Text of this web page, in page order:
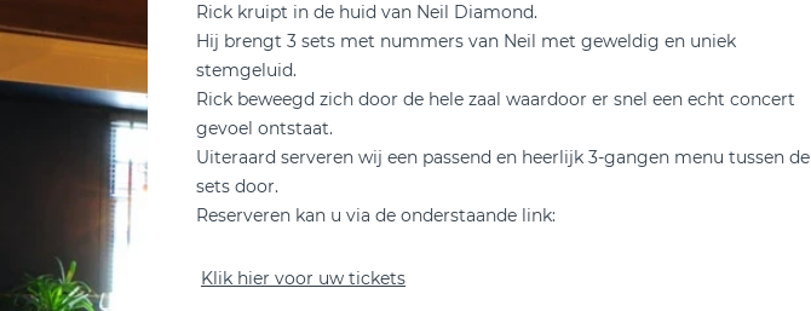
Rick kruipt in de huid van Neil Diamond.
Hij brengt 3 sets met nummers van Neil met geweldig en uniek
stemgeluid.
Rick beweegd zich door de hele zaal waardoor er snel een echt concert
gevoel ontstaat.
Uiteraard serveren wij een passend en heerlijk 3-gangen menu tussen de
sets door.
Reserveren kan u via de onderstaande link:
Klik hier voor uw tickets